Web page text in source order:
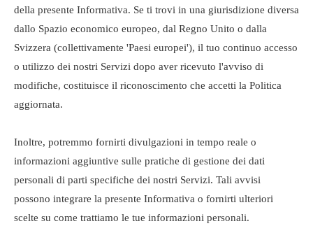
della presente Informativa. Se ti trovi in ​​una giurisdizione diversa
dallo Spazio economico europeo, dal Regno Unito o dalla
Svizzera (collettivamente 'Paesi europei'), il tuo continuo accesso
o utilizzo dei nostri Servizi dopo aver ricevuto l'avviso di
modifiche, costituisce il riconoscimento che accetti la Politica
aggiornata.
Inoltre, potremmo fornirti divulgazioni in tempo reale o
informazioni aggiuntive sulle pratiche di gestione dei dati
personali di parti specifiche dei nostri Servizi. Tali avvisi
possono integrare la presente Informativa o fornirti ulteriori
scelte su come trattiamo le tue informazioni personali.